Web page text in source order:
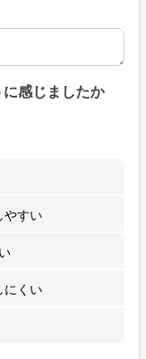
があればご記入くだ
感じましたか
やすい
にくい